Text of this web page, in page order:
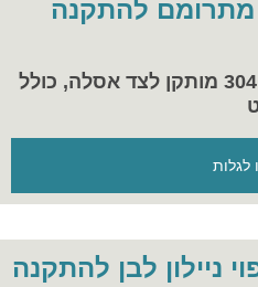
מאחז נירוסטה 304 מתרומם להתקנה
מאחז מתרומם מנירוסטה 304 מותקן לצד אסלה, כולל
לגלות
ניילון לבן להתקנה